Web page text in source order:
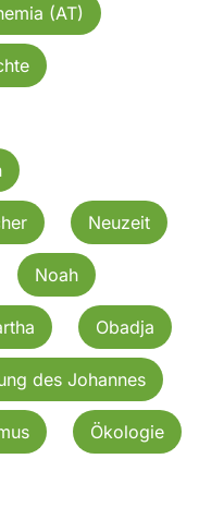
(AT)
Neuzeit
Noah
Obadja
des Johannes
Ökologie